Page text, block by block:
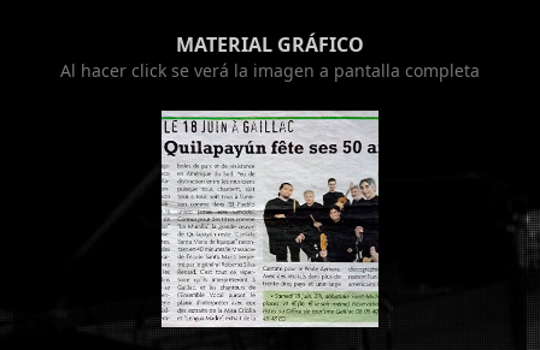
MATERIAL GRÁFICO
Al hacer click se verá la imagen a pantalla completa